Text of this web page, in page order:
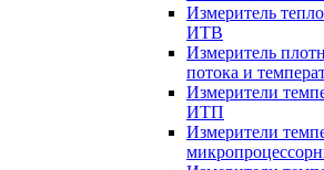
Измеритель
ИТВ
Измеритель
потока и
Измерители
ИТП
Измерители